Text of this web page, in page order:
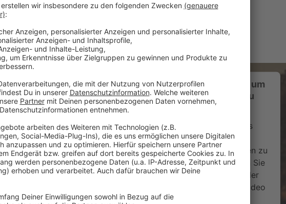
Streaming-Dienst: Sky
Anzeige
Wir benötigen Ihre Zustimmung, um
den YouTube Video-Service zu
laden!
Wir verwenden einen Service eines
Drittanbieters, um Videoinhalte
einzubetten. Dieser Service kann Daten zu
Ihren Aktivitäten sammeln. Bitte lesen Sie
die Details durch und stimmen Sie der
Nutzung des Service zu, um dieses Video
anzusehen.